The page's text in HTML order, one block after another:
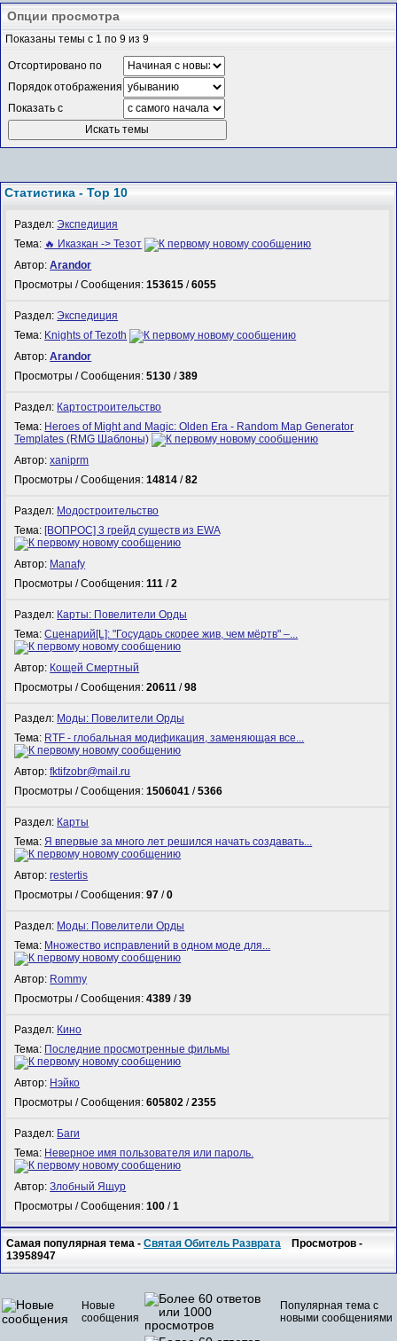
Опции просмотра
Показаны темы с 1 по 9 из 9
Отсортировано по
Порядок отображения
Показать с
Статистика - Top 10
Раздел:Экспедиция
Тема: 🔥 Иказкан -> Тезот
Автор:Arandor
Просмотры / Сообщения:153615 /6055
Раздел:Экспедиция
Тема: Knights of Tezoth
Автор:Arandor
Просмотры / Сообщения:5130 /389
Раздел: Картостроительство
Тема: Heroes of Might and Magic: Olden Era - Random Map Generator
Templates (RMG Шаблоны)
Автор:xaniprm
Просмотры / Сообщения:14814 /82
Раздел: Модостроительство
Тема: [ВОПРОС] 3 грейд существ из EWA
Автор: Manafy
Просмотры / Сообщения:111 /2
Раздел: Карты: Повелители Орды
Тема:Сценарий[L]: "Государь скорее жив, чем мёртв" –...
Автор: Кощей Смертный
Просмотры / Сообщения:20611 /98
Раздел: Моды: Повелители Орды
Тема: RTF - глобальная модификация, заменяющая все...
Автор:fktifzobr@mail.ru
Просмотры / Сообщения:1506041 /5366
Раздел: Карты
Тема:Я впервые за много лет решился начать создавать...
Автор:restertis
Просмотры / Сообщения:97 /0
Раздел: Моды: Повелители Орды
Тема: Множество исправлений в одном моде для...
Автор: Rommy
Просмотры / Сообщения:4389 /39
Раздел: Кино
Тема: Последние просмотренные фильмы
Автор: Нэйко
Просмотры / Сообщения:605802 /2355
Раздел: Баги
Тема: Неверное имя пользователя или пароль.
Автор:Злобный Ящур
Просмотры / Сообщения:100 /1
Самая популярная тема -Святая Обитель Разврата Просмотров -
13958947
Новые
сообщения
Популярная тема с
новыми сообщениями